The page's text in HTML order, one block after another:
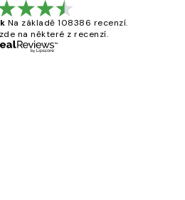
Na základě 108386 recenzí.
na některé z recenzí.